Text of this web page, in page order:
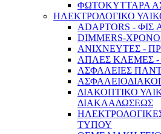
ΦΩΤΟΚΥΤΤΑΡΑ
ΗΛΕΚΤΡΟΛΟΓΙΚΟ
ADAPTORS - ΦΙΣ
DIMMERS-
ΑΝΙΧΝΕΥΤΕΣ -
ΑΠΛΕΣ ΚΛΕΜΕΣ
ΑΣΦΑΛΕΙΕΣ
ΔΙΑΚΟΠΤΙΚΟ
ΔΙΑΚΛΑΔΩΣΕΩΣ
ΤΥΠΟΥ